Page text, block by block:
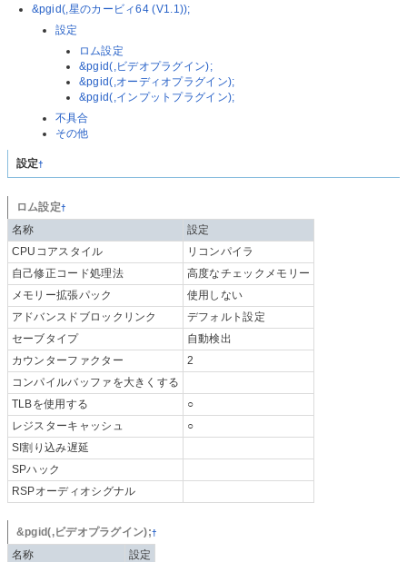
&pgid(,星のカービィ64 (V1.1));
設定
ロム設定
&pgid(,ビデオプラグイン);
&pgid(,オーディオプラグイン);
&pgid(,インプットプラグイン);
不具合
その他
設定†
ロム設定†
名称
設定
CPUコアスタイル
リコンパイラ
自己修正コード処理法
高度なチェックメモリー
メモリー拡張パック
使用しない
アドバンスドブロックリンク
デフォルト設定
セーブタイプ
自動検出
カウンターファクター
2
コンパイルバッファを大きくする
TLBを使用する
○
レジスターキャッシュ
○
SI割り込み遅延
SPハック
RSPオーディオシグナル
&pgid(,ビデオプラグイン);†
名称
設定